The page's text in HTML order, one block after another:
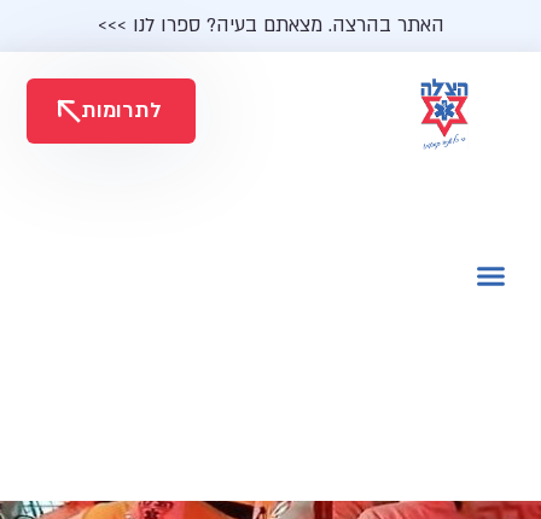
האתר בהרצה. מצאתם בעיה? ספרו לנו >>>
לתרומות